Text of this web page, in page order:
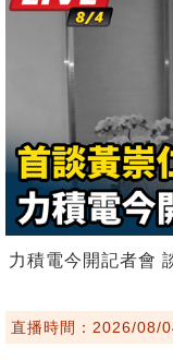
力積電今開記者會
直播時間：2026/08/